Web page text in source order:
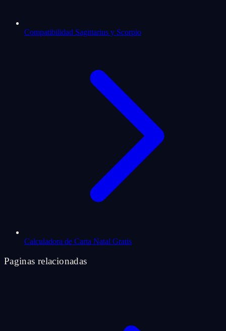
Compatibilidad Sagittarius y Scorpio
Calculadora de Carta Natal Gratis
Paginas relacionadas